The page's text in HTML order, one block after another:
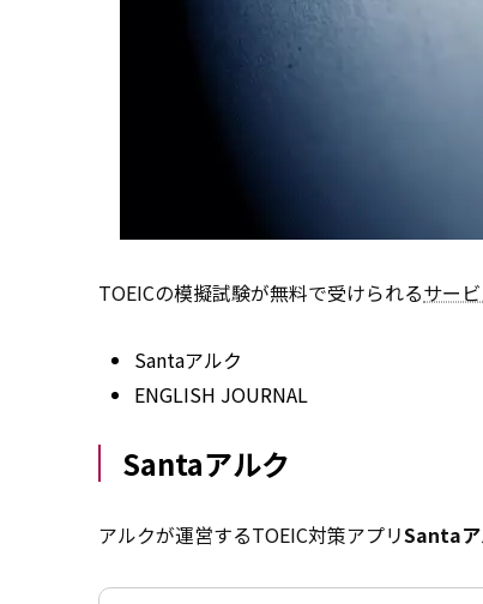
TOEICの模擬試験が無料で受けられるサー
Santaアルク
ENGLISH JOURNAL
Santaアルク
アルクが運営するTOEIC対策アプリSantaア